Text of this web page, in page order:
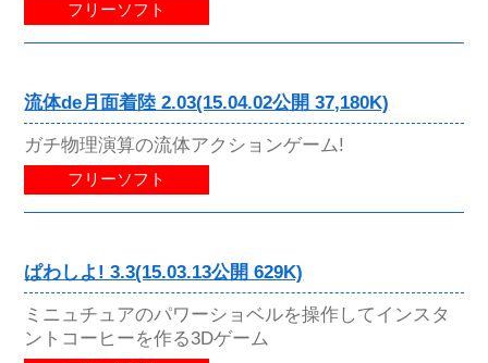
フリーソフト
流体de月面着陸 2.03(15.04.02公開 37,180K)
ガチ物理演算の流体アクションゲーム!
フリーソフト
ぱわしよ! 3.3(15.03.13公開 629K)
ミニュチュアのパワーショベルを操作してインスタ
ントコーヒーを作る3Dゲーム